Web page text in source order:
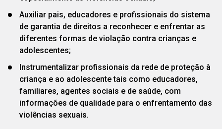
Auxiliar pais, educadores e profissionais do sistema
de garantia de direitos a reconhecer e enfrentar as
diferentes formas de violação contra crianças e
adolescentes;
Instrumentalizar profissionais da rede de proteção à
criança e ao adolescente tais como educadores,
familiares, agentes sociais e de saúde, com
informações de qualidade para o enfrentamento das
violências sexuais.